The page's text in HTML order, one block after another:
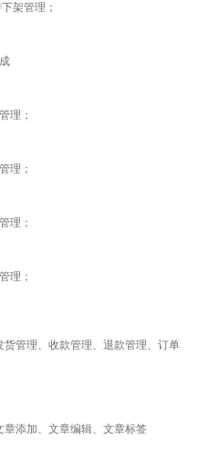
架管理；
理；
理；
理；
理；
货管理、收款管理、退款管理、订单
章添加、文章编辑、文章标签